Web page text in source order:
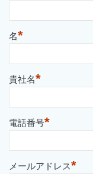
名*
貴社名*
電話番号*
メールアドレス*